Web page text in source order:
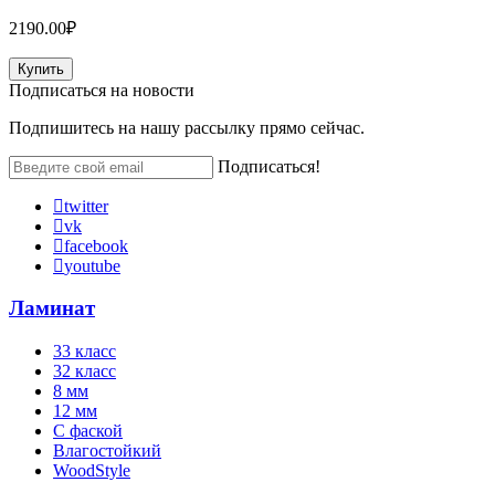
2190.00₽
Купить
Подписаться на новости
Подпишитесь на нашу рассылку прямо сейчас.
Подписаться!
twitter
vk
facebook
youtube
Ламинат
33 класс
32 класс
8 мм
12 мм
С фаской
Влагостойкий
WoodStyle